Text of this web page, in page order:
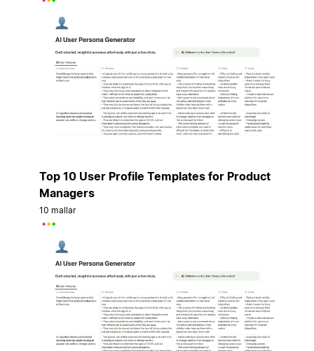
Top 10 User Profile Templates for Product
Managers
10 mallar